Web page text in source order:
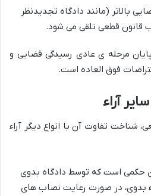
بالاتر (مانند دادگاه تجدیدنظر
قانون قطعی تلقی می شود.
مرحله ی عادی رسیدگی قضایی و
فوق العاده است.
آراء
شناخت تفاوت آن با انواع دیگر آراء
حکمی است که توسط دادگاه بدوی
بدوی، در صورت رعایت نصاب های